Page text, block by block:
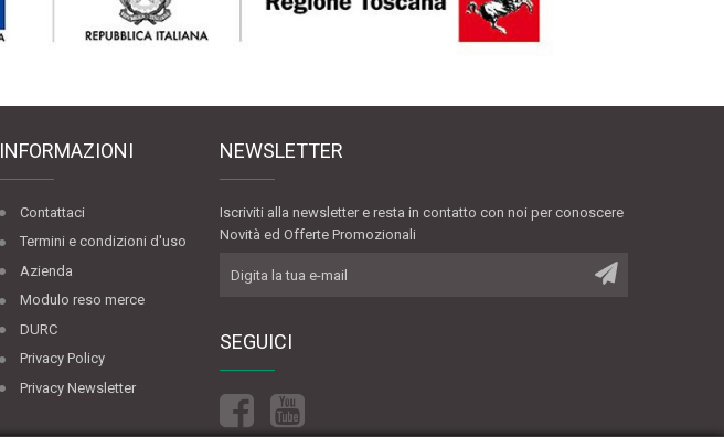
INFORMAZIONI
Contattaci
Termini e condizioni d'uso
Azienda
Modulo reso merce
DURC
Privacy Policy
Privacy Newsletter
NEWSLETTER
Iscriviti alla newsletter e resta in contatto con noi per conoscere
Novità ed Offerte Promozionali
SEGUICI